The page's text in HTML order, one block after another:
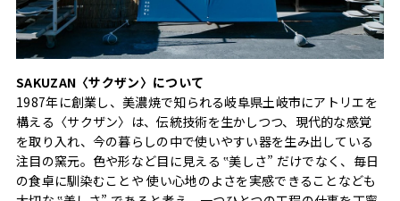
SAKUZAN〈サクザン〉について
1987年に創業し、美濃焼で知られる岐阜県土岐市にアトリエを
構える〈サクザン〉は、伝統技術を生かしつつ、現代的な感覚
を取り入れ、今の暮らしの中で使いやすい器を生み出している
注目の窯元。色や形など目に見える ‟美しさ” だけでなく、毎日
の食卓に馴染むことや 使い心地のよさを実感できることなども